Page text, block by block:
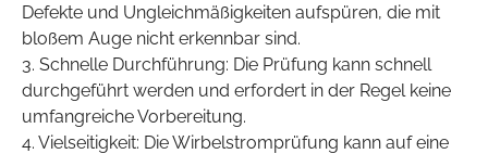
Defekte und Ungleichmäßigkeiten aufspüren, die mit
bloßem Auge nicht erkennbar sind.
3. Schnelle Durchführung: Die Prüfung kann schnell
durchgeführt werden und erfordert in der Regel keine
umfangreiche Vorbereitung.
4. Vielseitigkeit: Die Wirbelstromprüfung kann auf eine